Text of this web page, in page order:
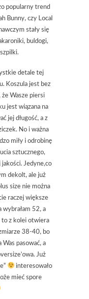
popularny trend
Bunny, czy Local
stały się
buldogi,
detale tej
Koszula jest bez
że Wasze piersi
jest wiązana na
jej długość, a z
No i ważna
miły i odrobinę
sztucznego,
jakości. Jedyne,co
dekolt, ale już
size nie można
raczej większe
wybrałam 52, a
to z kolei otwiera
38-40, bo
pasować, a
Już
interesowało
mieć spore